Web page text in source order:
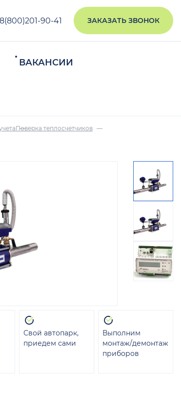
8(800)201-90-41 ЗАКАЗАТЬ ЗВОНОК
ВАКАНСИИ
Поверка теплосчетчиков
Свой автопарк,
приедем сами
Выполним
монтаж/демонтаж
приборов